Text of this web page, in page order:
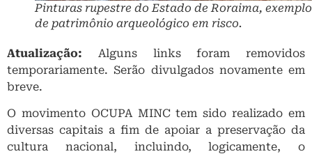
Pinturas rupestre do Estado de Roraima,
de patrimônio arqueológico em risco.
Atualização: Alguns links foram removidos
temporariamente. Serão divulgados novamente em
breve.
O movimento OCUPA MINC tem sido realizado em
diversas capitais a fim de apoiar a preservação da
cultura nacional, incluindo, logicamente, o